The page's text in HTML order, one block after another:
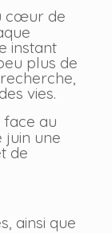
cœur de
instant
plus de
vies.
face au
juin une
de
ainsi que